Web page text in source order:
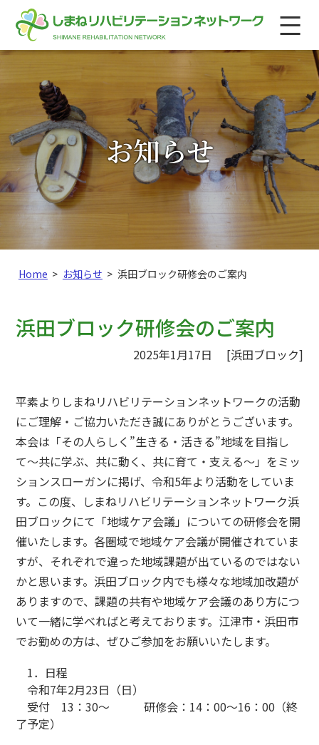
このページの本文へ
メ
ュ
お知らせ
こ
ー
ジ
Home > お知らせ > 浜田ブロック研修会のご案内
浜田ブロック研修会のご案内
2025年1月17日 [浜田ブロック]
平素よりしまねリハビリテーションネットワークの活動
にご理解・ご協力いただき誠にありがとうございます。
本会は「その人らしく”生きる・活きる”地域を目指し
て〜共に学ぶ、共に動く、共に育て・支える〜」をミッ
ションスローガンに掲げ、令和5年より活動をしていま
す。この度、しまねリハビリテーションネットワーク浜
田ブロックにて「地域ケア会議」についての研修会を開
催いたします。各圏域で地域ケア会議が開催されていま
すが、それぞれで違った地域課題が出ているのではない
かと思います。浜田ブロック内でも様々な地域加改題が
ありますので、課題の共有や地域ケア会議のあり方につ
いて一緒に学べればと考えております。江津市・浜田市
でお勤めの方は、ぜひご参加をお願いいたします。
1．日程
令和7年2月23日（日）
受付 13：30〜 研修会：14：00〜16：00（終
了予定）